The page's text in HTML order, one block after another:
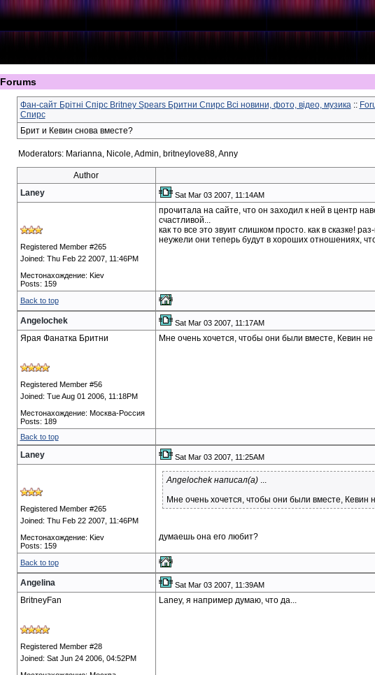
Forums
Фан-сайт Брітні Спірс Britney Spears Бритни Спирс Всі новини, фото, відео, музика::
Спирс
Брит и Кевин снова вместе?
Moderators: Marianna, Nicole, Admin, britneylove88, Anny
Author
Laney
Sat Mar 03 2007, 11:14AM
Registered Member #265
Joined: Thu Feb 22 2007, 11:46PM
Местонахождение: Kiev
Posts: 159
прочитала на сайте, что он заходил к ней в центр
счастливой...
как то все это звуит слишком просто. как в сказке!
неужели они теперь будут в хороших отношениях,
Back to top
Angelochek Sat Mar 03 2007, 11:17AM
Ярая Фанатка Бритни
Registered Member #56
Joined: Tue Aug 01 2006, 11:18PM
Местонахождение: Москва-Россия
Posts: 189
Мне очень хочется, чтобы они были вместе, Кевин
Back to top
Laney Sat Mar 03 2007, 11:25AM
Registered Member #265
Joined: Thu Feb 22 2007, 11:46PM
Местонахождение: Kiev
Posts: 159
Angelochek написал(а)...
Мне очень хочется, чтобы они были вместе, Кевин
думаешь она его любит?
Back to top
Angelina Sat Mar 03 2007, 11:39AM
BritneyFan
Registered Member #28
Joined: Sat Jun 24 2006, 04:52PM
Laney, я например думаю, что да...